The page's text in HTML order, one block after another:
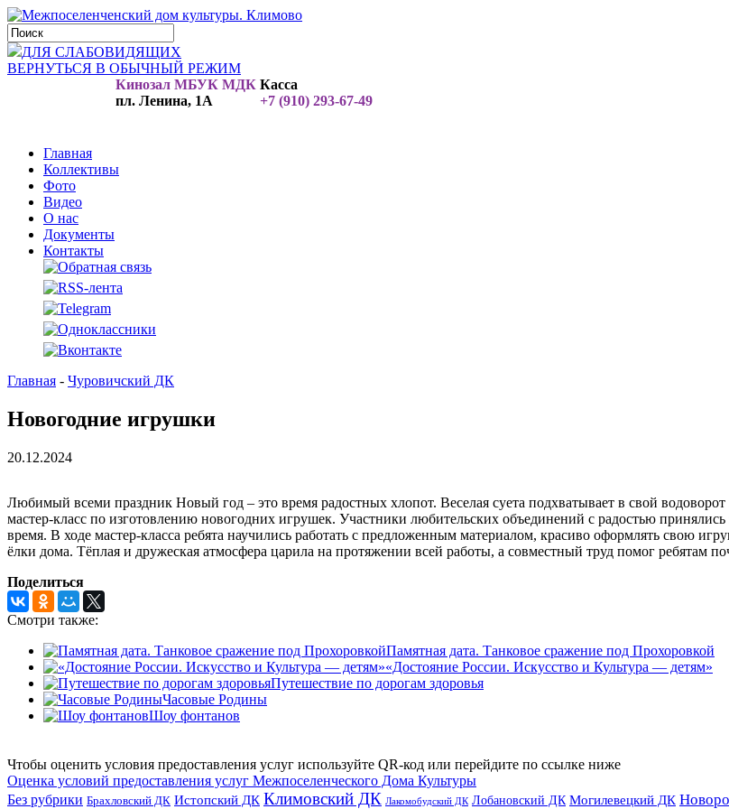
ДЛЯ СЛАБОВИДЯЩИХ
ВЕРНУТЬСЯ В ОБЫЧНЫЙ РЕЖИМ
Кинозал МБУК МДК
пл. Ленина, 1А
Касса
+7 (910) 293-67-49
Главная
Коллективы
Фото
Видео
О нас
Документы
Контакты
Главная - Чуровичский ДК
Новогодние игрушки
20.12.2024
Любимый всеми праздник Новый год – это время радостных хлопот. Веселая суета подхватывает в свой
мастер-класс по изготовлению новогодних игрушек. Участники любительских объединений с радостью
время. В ходе мастер-класса ребята научились работать с предложенным материалом, красиво оформлять свою
ёлки дома. Тёплая и дружеская атмосфера царила на протяжении всей работы, а совместный труд помог ребятам
Поделиться
Смотри также:
Памятная дата. Танковое сражение под Прохоровкой
«Достояние России. Искусство и Культура — детям»
Путешествие по дорогам здоровья
Часовые Родины
Шоу фонтанов
Чтобы оценить условия предоставления услуг используйте QR-код или перейдите по ссылке ниже
Оценка условий предоставления услуг Межпоселенческого Дома Культуры
Без рубрики Брахловский ДК Истопский ДК Климовский ДК Лакомобудский ДК Лобановский ДК Могилевецкий ДК